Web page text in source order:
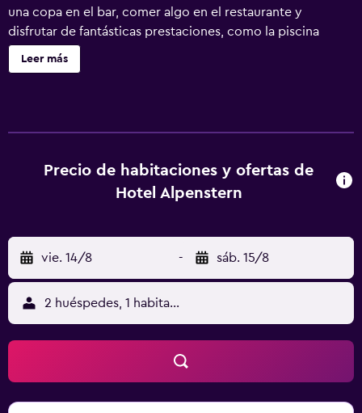
una copa en el bar, comer algo en el restaurante y
disfrutar de fantásticas prestaciones, como la piscina
cubierta y el spa completo. Hotel Alpenstern ofrece 58
alojamientos con albornoces y secador de pelo. Cada
pueden navegar por la web gracias a nuestro acceso a
Internet wifi gratis. Los servicios para las personas de
cama hipoalergénicos. En el alojamiento hay piscina
cubierta y piscina al aire libre. Otros servicios de ocio y
esparcimiento incluyen acceso directo a las pistas de
esquí, sauna y gimnasio. Se pueden practicar las
actividades de ocio y esparcimiento que se indican más
abajo en las instalaciones o cerca del alojamiento (es
posible que se aplique un recargo).
Leer más
Precio de habitaciones y ofertas de
Hotel Alpenstern
vie. 14/8 - sáb. 15/8
2 huéspedes, 1 habitación